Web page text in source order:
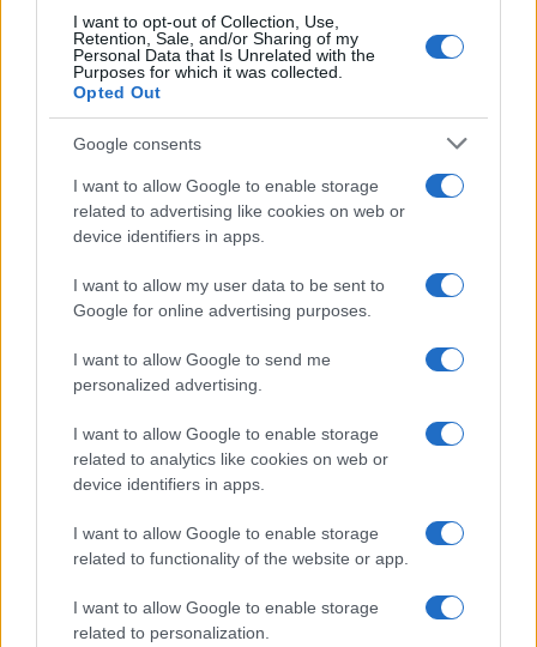
I want to opt-out of Collection, Use,
Retention, Sale, and/or Sharing of my
Personal Data that Is Unrelated with the
Purposes for which it was collected.
Opted Out
Google consents
I want to allow Google to enable storage
related to advertising like cookies on web or
device identifiers in apps.
I want to allow my user data to be sent to
Google for online advertising purposes.
I want to allow Google to send me
personalized advertising.
I want to allow Google to enable storage
related to analytics like cookies on web or
device identifiers in apps.
I want to allow Google to enable storage
related to functionality of the website or app.
I want to allow Google to enable storage
related to personalization.
daGoogle News
Condividi l'articolo
F
a
ce
b
o
o
k
T
w
it
te
r
Pi
n
te
re
st
h
at
s
A
p
p
h
re
Articolo precedente
Prossimo articolo
NOTIZIE RECENTI
Incendio nella notte a Olbia, a fuoco due furgoni
A fuoco un deposito con bombole, intervento dei
vigili del fuoco a Rudalza